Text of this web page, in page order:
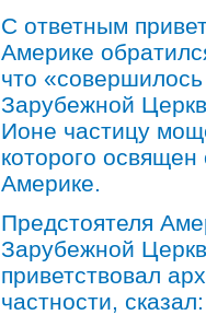
С ответным
Америке
что
Зарубежной
Ионе частицу
которого
Америке.
Предстоятеля
Зарубежной
приветствовал
частности, сказал: